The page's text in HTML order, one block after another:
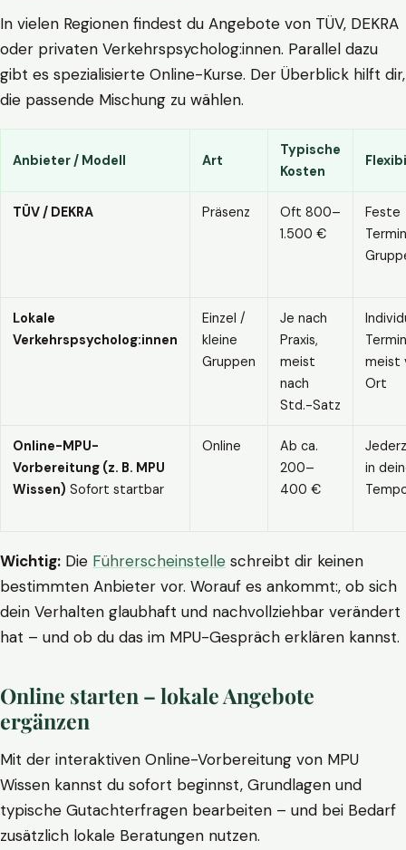
In vielen Regionen findest du Angebote von TÜV, DEKRA
oder privaten Verkehrspsycholog:innen. Parallel dazu
gibt es spezialisierte Online-Kurse. Der Überblick hilft dir,
die passende Mischung zu wählen.
Anbieter / Modell Art
Typische
Kosten
TÜV / DEKRA Präsenz
Oft 800–
1.500 €
Feste
Lokale
Verkehrspsycholog:innen
Einzel /
kleine
Gruppen
Je nach
Praxis,
meist
nach
Std.-Satz
meist
Ort
Online-MPU-
Vorbereitung (z. B. MPU
Wissen) Sofort startbar
Online
Ab ca.
200–
400 €
in
Wichtig: Die Führerscheinstelle schreibt dir keinen
bestimmten Anbieter vor. Worauf es ankommt:, ob sich
dein Verhalten glaubhaft und nachvollziehbar verändert
hat – und ob du das im MPU-Gespräch erklären kannst.
Online starten – lokale Angebote
ergänzen
Mit der interaktiven Online-Vorbereitung von MPU
Wissen kannst du sofort beginnst, Grundlagen und
typische Gutachterfragen bearbeiten – und bei Bedarf
zusätzlich lokale Beratungen nutzen.